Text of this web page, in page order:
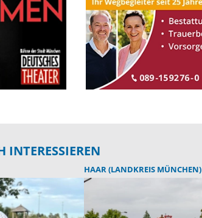
INTERESSIEREN
HAAR (LANDKREIS MÜNCHEN)